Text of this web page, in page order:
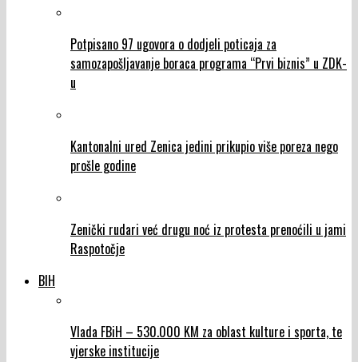
Potpisano 97 ugovora o dodjeli poticaja za
samozapošljavanje boraca programa “Prvi biznis” u ZDK-
u
Kantonalni ured Zenica jedini prikupio više poreza nego
prošle godine
Zenički rudari već drugu noć iz protesta prenoćili u jami
Raspotočje
BIH
Vlada FBiH – 530.000 KM za oblast kulture i sporta, te
vjerske institucije